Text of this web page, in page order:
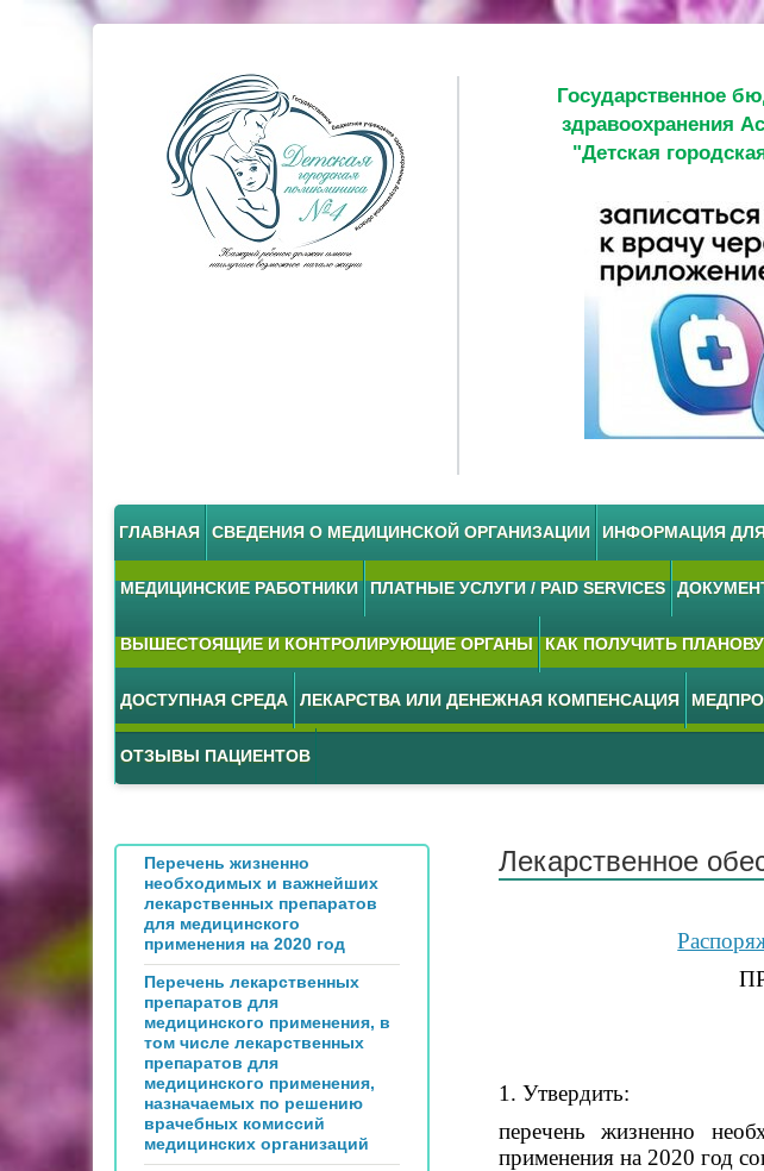
Государственное
здравоохранения
"Детская
ГЛАВНАЯ СВЕДЕНИЯ О МЕДИЦИНСКОЙ ОРГАНИЗАЦИИ ИНФОРМАЦИЯ
МЕДИЦИНСКИЕ РАБОТНИКИ ПЛАТНЫЕ УСЛУГИ / PAID SERVICES
ВЫШЕСТОЯЩИЕ И КОНТРОЛИРУЮЩИЕ ОРГАНЫ КАК ПОЛУЧИТЬ
ДОСТУПНАЯ СРЕДА ЛЕКАРСТВА ИЛИ ДЕНЕЖНАЯ КОМПЕНСАЦИЯ
ОТЗЫВЫ ПАЦИЕНТОВ
Перечень жизненно
необходимых и важнейших
лекарственных препаратов
для медицинского
применения на 2020 год
Перечень лекарственных
препаратов для
медицинского применения, в
том числе лекарственных
препаратов для
медицинского применения,
назначаемых по решению
врачебных комиссий
медицинских организаций
Лекарственное
1. Утвердить:
перечень жизненно
применения на 2020 год